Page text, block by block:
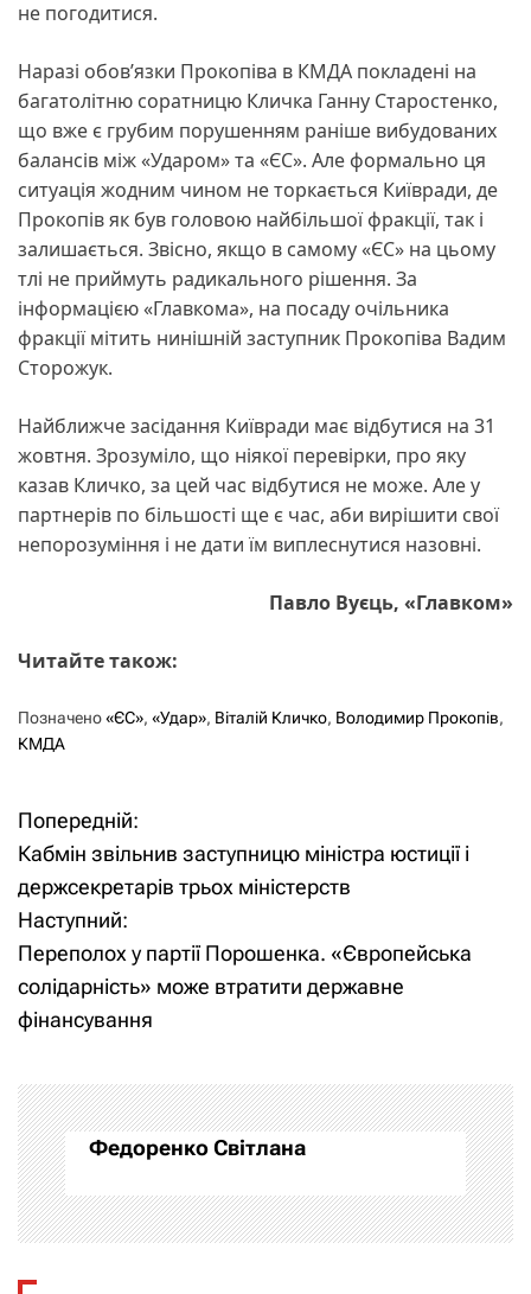
не погодитися.
Наразі обов’язки Прокопіва в КМДА покладені на
багатолітню соратницю Кличка Ганну Старостенко,
що вже є грубим порушенням раніше вибудованих
балансів між «Ударом» та «ЄС». Але формально ця
ситуація жодним чином не торкається Київради, де
Прокопів як був головою найбільшої фракції, так і
залишається. Звісно, якщо в самому «ЄС» на цьому
тлі не приймуть радикального рішення. За
інформацією «Главкома», на посаду очільника
фракції мітить нинішній заступник Прокопіва Вадим
Сторожук.
Найближче засідання Київради має відбутися на 31
жовтня. Зрозуміло, що ніякої перевірки, про яку
казав Кличко, за цей час відбутися не може. Але у
партнерів по більшості ще є час, аби вирішити свої
непорозуміння і не дати їм виплеснутися назовні.
Павло Вуєць, «Главком»
Читайте також:
Позначено«ЄС», «Удар», Віталій Кличко, Володимир Прокопів,
КМДА
Н
а
в
і
г
а
ц
і
я
з
Попередній:
Кабмін звільнив заступницю міністра юстиції і
держсекретарів трьох міністерств
Наступний:
Переполох у партії Порошенка. «Європейська
солідарність» може втратити державне
фінансування
Федоренко Світлана